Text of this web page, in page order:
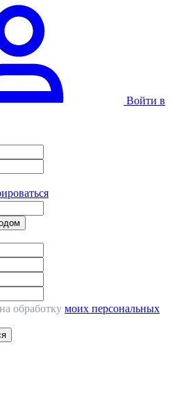
Войти в
обработку моих персональных